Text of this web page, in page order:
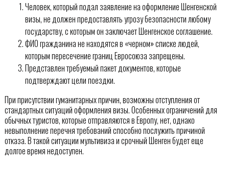
Человек, который подал заявление на оформление Шенгенской
визы, не должен предоставлять угрозу безопасности любому
государству, с которым он заключает Шенгенское соглашение.
ФИО гражданина не находятся в «черном» списке людей,
которым пересечение границ Евросоюза запрещены.
Представлен требуемый пакет документов, которые
подтверждают цели поездки.
При присутствии гуманитарных причин, возможны отступления от
стандартных ситуаций оформления визы. Особенных ограничений для
обычных туристов, которые отправляются в Европу, нет, однако
невыполнение перечня требований способно послужить причиной
отказа. В такой ситуации мультивиза и срочный Шенген будет еще
долгое время недоступен.